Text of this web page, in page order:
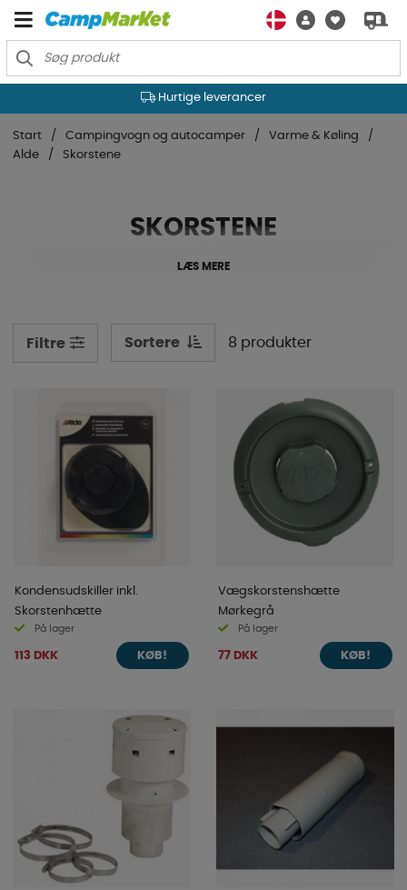
Hurtige leverancer
Start Campingvogn og autocamper
Varme & Køling
Alde
Skorstene
SKORSTENE
LÆS MERE
Filtre Sortere 8 produkter
Kondensudskiller inkl.
Skorstenhætte
På lager
113 DKK KØB!
Vægskorstenshætte
Mørkegrå
På lager
77 DKK KØB!